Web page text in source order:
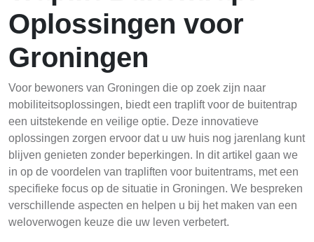
Oplossingen voor
Groningen
Voor bewoners van Groningen die op zoek zijn naar
mobiliteitsoplossingen, biedt een traplift voor de buitentrap
een uitstekende en veilige optie. Deze innovatieve
oplossingen zorgen ervoor dat u uw huis nog jarenlang kunt
blijven genieten zonder beperkingen. In dit artikel gaan we
in op de voordelen van trapliften voor buitentrams, met een
specifieke focus op de situatie in Groningen. We bespreken
verschillende aspecten en helpen u bij het maken van een
weloverwogen keuze die uw leven verbetert.